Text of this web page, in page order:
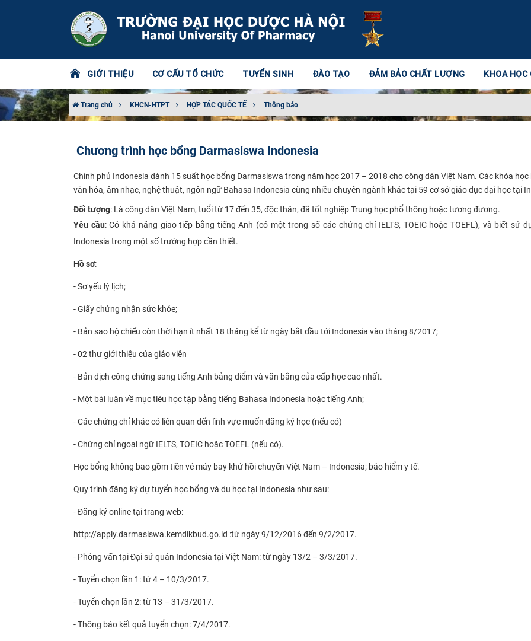
GIỚI THIỆU CƠ CẤU TỔ CHỨC TUYỂN SINH ĐÀO TẠO ĐẢM BẢO CHẤT LƯỢNG KHOA HỌC
Trang chủ KHCN-HTPT HỢP TÁC QUỐC TẾ Thông báo
Chương trình học bổng Darmasiswa Indonesia
Chính phủ Indonesia dành 15 suất học bổng Darmasiswa trong năm học 2017 – 2018 cho công dân Việt Nam. Các khóa
văn hóa, âm nhạc, nghệ thuật, ngôn ngữ Bahasa Indonesia cùng nhiều chuyên ngành khác tại 59 cơ sở giáo dục đại học tại
Đối tượng: Là công dân Việt Nam, tuổi từ 17 đến 35, độc thân, đã tốt nghiệp Trung học phổ thông hoặc tương đương.
Yêu cầu: Có khả năng giao tiếp bằng tiếng Anh (có một trong số các chứng chỉ IELTS, TOEIC hoặc TOEFL), và biết sử
Indonesia trong một số trường hợp cần thiết.
Hồ sơ:
- Sơ yếu lý lịch;
- Giấy chứng nhận sức khỏe;
- Bản sao hộ chiếu còn thời hạn ít nhất 18 tháng kể từ ngày bắt đầu tới Indonesia vào tháng 8/2017;
- 02 thư giới thiệu của giáo viên
- Bản dịch công chứng sang tiếng Anh bảng điểm và văn bằng của cấp học cao nhất.
- Một bài luận về mục tiêu học tập bằng tiếng Bahasa Indonesia hoặc tiếng Anh;
- Các chứng chỉ khác có liên quan đến lĩnh vực muốn đăng ký học (nếu có)
- Chứng chỉ ngoại ngữ IELTS, TOEIC hoặc TOEFL (nếu có).
Học bổng không bao gồm tiền vé máy bay khứ hồi chuyến Việt Nam – Indonesia; bảo hiểm y tế.
Quy trình đăng ký dự tuyển học bổng và du học tại Indonesia như sau:
- Đăng ký online tại trang web:
http://apply.darmasiswa.kemdikbud.go.id :từ ngày 9/12/2016 đến 9/2/2017.
- Phỏng vấn tại Đại sứ quán Indonesia tại Việt Nam: từ ngày 13/2 – 3/3/2017.
- Tuyển chọn lần 1: từ 4 – 10/3/2017.
- Tuyển chọn lần 2: từ 13 – 31/3/2017.
- Thông báo kết quả tuyển chọn: 7/4/2017.